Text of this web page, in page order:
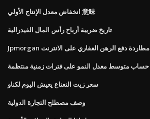
انخفاض معدل الإنتاج الأولي 意味
تاريخ ضريبة أرباح رأس المال الفيدرالية
Jpmorgan مطاردة دفع الرهن العقاري على الانترنت
حساب متوسط ​​معدل النمو على فترات زمنية منتظمة
سعر زيت النعناع يعيش اليوم لكناو
وصف مصطلح التجارة الدولية